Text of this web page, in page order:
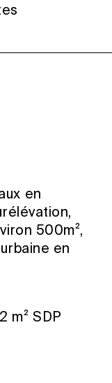
en
500m²,
en
m² SDP